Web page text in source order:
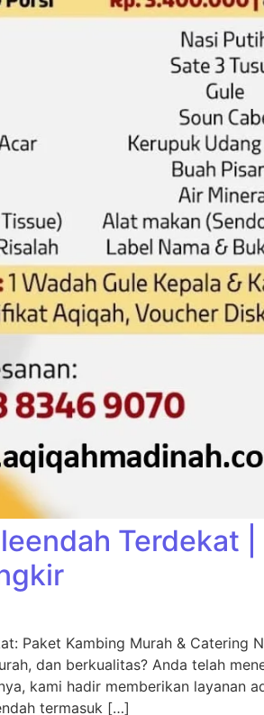
Terdekat
Paket Kambing Murah & Catering
dan berkualitas? Anda telah
kami hadir memberikan layanan
termasuk […]